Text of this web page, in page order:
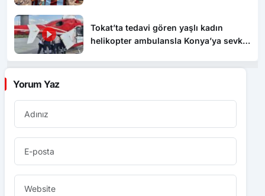
Tokat’ta tedavi gören yaşlı kadın
helikopter ambulansla Konya’ya sevk
Yorum Yaz